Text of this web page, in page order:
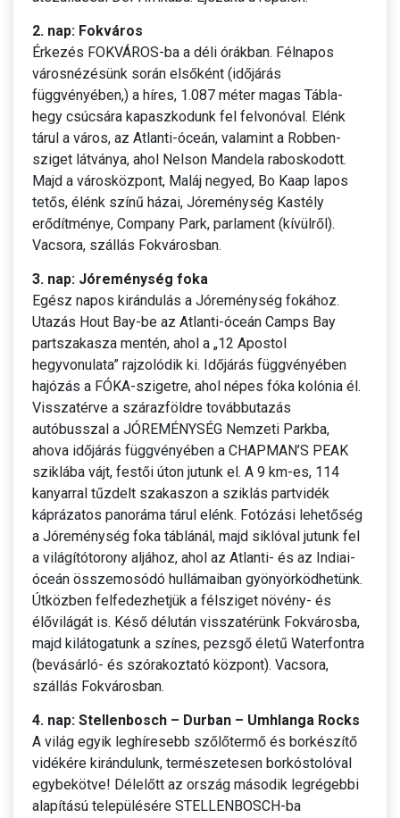
2. nap: Fokváros
Érkezés FOKVÁROS-ba a déli órákban. Félnapos
városnézésünk során elsőként (időjárás
függvényében,) a híres, 1.087 méter magas Tábla-
hegy csúcsára kapaszkodunk fel felvonóval. Elénk
tárul a város, az Atlanti-óceán, valamint a Robben-
sziget látványa, ahol Nelson Mandela raboskodott.
Majd a városközpont, Maláj negyed, Bo Kaap lapos
tetős, élénk színű házai, Jóreménység Kastély
erődítménye, Company Park, parlament (kívülről).
Vacsora, szállás Fokvárosban.
3. nap: Jóreménység foka
Egész napos kirándulás a Jóreménység fokához.
Utazás Hout Bay-be az Atlanti-óceán Camps Bay
partszakasza mentén, ahol a „12 Apostol
hegyvonulata” rajzolódik ki. Időjárás függvényében
hajózás a FÓKA-szigetre, ahol népes fóka kolónia él.
Visszatérve a szárazföldre továbbutazás
autóbusszal a JÓREMÉNYSÉG Nemzeti Parkba,
ahova időjárás függvényében a CHAPMAN’S PEAK
sziklába vájt, festői úton jutunk el. A 9 km-es, 114
kanyarral tűzdelt szakaszon a sziklás partvidék
káprázatos panoráma tárul elénk. Fotózási lehetőség
a Jóreménység foka táblánál, majd siklóval jutunk fel
a világítótorony aljához, ahol az Atlanti- és az Indiai-
óceán összemosódó hullámaiban gyönyörködhetünk.
Útközben felfedezhetjük a félsziget növény- és
élővilágát is. Késő délután visszatérünk Fokvárosba,
majd kilátogatunk a színes, pezsgő életű Waterfontra
(bevásárló- és szórakoztató központ). Vacsora,
szállás Fokvárosban.
4. nap: Stellenbosch – Durban – Umhlanga Rocks
A világ egyik leghíresebb szőlőtermő és borkészítő
vidékére kirándulunk, természetesen borkóstolóval
egybekötve! Délelőtt az ország második legrégebbi
alapítású településére STELLENBOSCH-ba